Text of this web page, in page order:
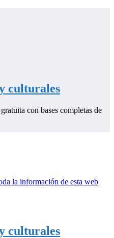
culturales
con bases completas de
la información de esta web
culturales